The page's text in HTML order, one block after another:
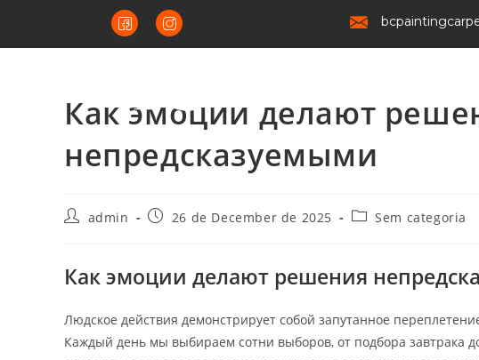
Как эмоции делают
непредсказуемыми
admin 26 de December de 2025 Sem categoria
Как эмоции делают решения
Людское действия демонстрирует собой запутанное
Каждый день мы выбираем сотни выборов, от подбора завтрака